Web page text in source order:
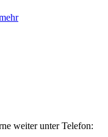
weiter unter Telefon: